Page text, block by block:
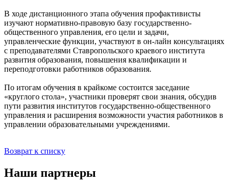
В ходе дистанционного этапа обучения профактивисты
изучают нормативно-правовую базу государственно-
общественного управления, его цели и задачи,
управленческие функции, участвуют в он-лайн консультациях
с преподавателями Ставропольского краевого института
развития образования, повышения квалификации и
переподготовки работников образования.
По итогам обучения в крайкоме состоится заседание
«круглого стола», участники проверят свои знания, обсудив
пути развития институтов государственно-общественного
управления и расширения возможности участия работников в
управлении образовательными учреждениями.
Возврат к списку
Наши партнеры